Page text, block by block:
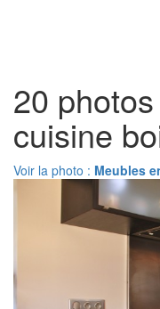
20
cuisine
Voir la photo : Meubles